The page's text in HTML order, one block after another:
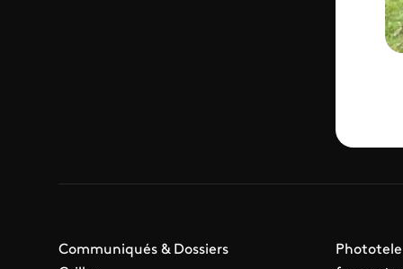
Communiqués & Dossiers
Phototele